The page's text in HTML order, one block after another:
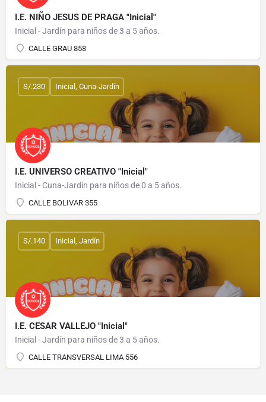
I.E. NIÑO JESUS DE PRAGA "Inicial"
Inicial - Jardín para niños de 3 a 5 años.
CALLE GRAU 858
I.E. UNIVERSO CREATIVO "Inicial"
Inicial - Cuna-Jardín para niños de 0 a 5 años.
CALLE BOLIVAR 355
S/.230 Inicial, Cuna-Jardín
I.E. CESAR VALLEJO "Inicial"
Inicial - Jardín para niños de 3 a 5 años.
CALLE TRANSVERSAL LIMA 556
S/.140 Inicial, Jardín